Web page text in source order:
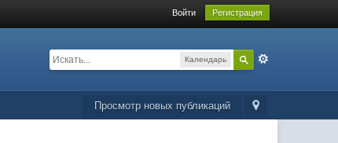
Войти Регистрация
Календарь
Просмотр новых публикаций